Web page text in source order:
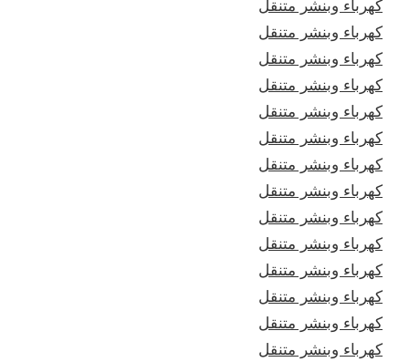
كهرباء وبنشر متنقل
كهرباء وبنشر متنقل
كهرباء وبنشر متنقل
كهرباء وبنشر متنقل
كهرباء وبنشر متنقل
كهرباء وبنشر متنقل
كهرباء وبنشر متنقل
كهرباء وبنشر متنقل
كهرباء وبنشر متنقل
كهرباء وبنشر متنقل
كهرباء وبنشر متنقل
كهرباء وبنشر متنقل
كهرباء وبنشر متنقل
كهرباء وبنشر متنقل